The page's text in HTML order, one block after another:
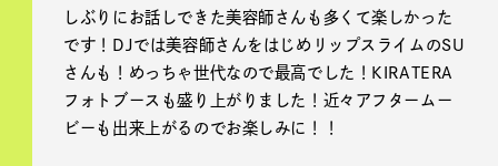
しぶりにお話しできた美容師さんも多くて楽しかった
です！DJでは美容師さんをはじめリップスライムのSU
さんも！めっちゃ世代なので最高でした！KIRATERA
フォトブースも盛り上がりました！近々アフタームー
ビーも出来上がるのでお楽しみに！！